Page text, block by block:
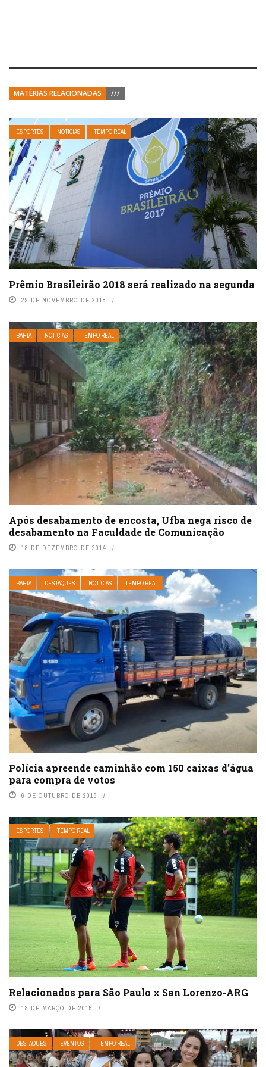
MATÉRIAS RELACIONADAS ///
ESPORTES NOTÍCIAS TEMPO REAL
Prêmio Brasileirão 2018 será realizado na segunda
29 DE NOVEMBRO DE 2018
BAHIA NOTÍCIAS TEMPO REAL
Após desabamento de encosta, Ufba nega risco de
desabamento na Faculdade de Comunicação
18 DE DEZEMBRO DE 2014
BAHIA DESTAQUES NOTÍCIAS TEMPO REAL
Polícia apreende caminhão com 150 caixas d’água
para compra de votos
6 DE OUTUBRO DE 2018
ESPORTES TEMPO REAL
Relacionados para São Paulo x San Lorenzo-ARG
18 DE MARÇO DE 2015
DESTAQUES EVENTOS TEMPO REAL